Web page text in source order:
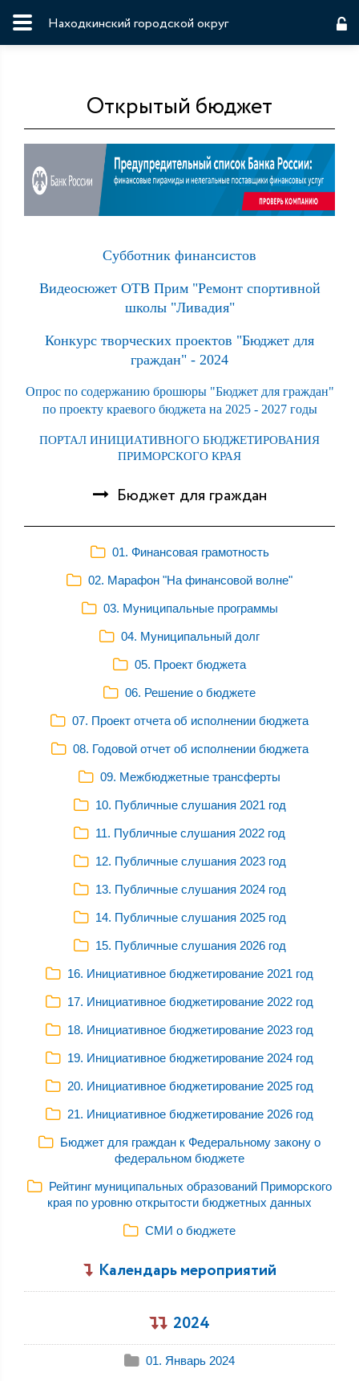
Находкинский городской округ
Открытый бюджет
Субботник финансистов
Видеосюжет ОТВ Прим "Ремонт спортивной
школы "Ливадия"
Конкурс творческих проектов "Бюджет для
граждан" - 2024
Опрос по содержанию брошюры "Бюджет для граждан"
по проекту краевого бюджета на 2025 - 2027 годы
ПОРТАЛ ИНИЦИАТИВНОГО БЮДЖЕТИРОВАНИЯ
ПРИМОРСКОГО КРАЯ
Бюджет для граждан
01. Финансовая грамотность
02. Марафон "На финансовой волне"
03. Муниципальные программы
04. Муниципальный долг
05. Проект бюджета
06. Решение о бюджете
07. Проект отчета об исполнении бюджета
08. Годовой отчет об исполнении бюджета
09. Межбюджетные трансферты
10. Публичные слушания 2021 год
11. Публичные слушания 2022 год
12. Публичные слушания 2023 год
13. Публичные слушания 2024 год
14. Публичные слушания 2025 год
15. Публичные слушания 2026 год
16. Инициативное бюджетирование 2021 год
17. Инициативное бюджетирование 2022 год
18. Инициативное бюджетирование 2023 год
19. Инициативное бюджетирование 2024 год
20. Инициативное бюджетирование 2025 год
21. Инициативное бюджетирование 2026 год
Бюджет для граждан к Федеральному закону о
федеральном бюджете
Рейтинг муниципальных образований Приморского
края по уровню открытости бюджетных данных
СМИ о бюджете
Календарь мероприятий
2024
01. Январь 2024